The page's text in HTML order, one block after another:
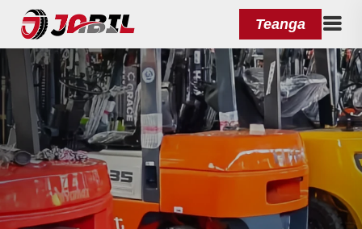
Teanga